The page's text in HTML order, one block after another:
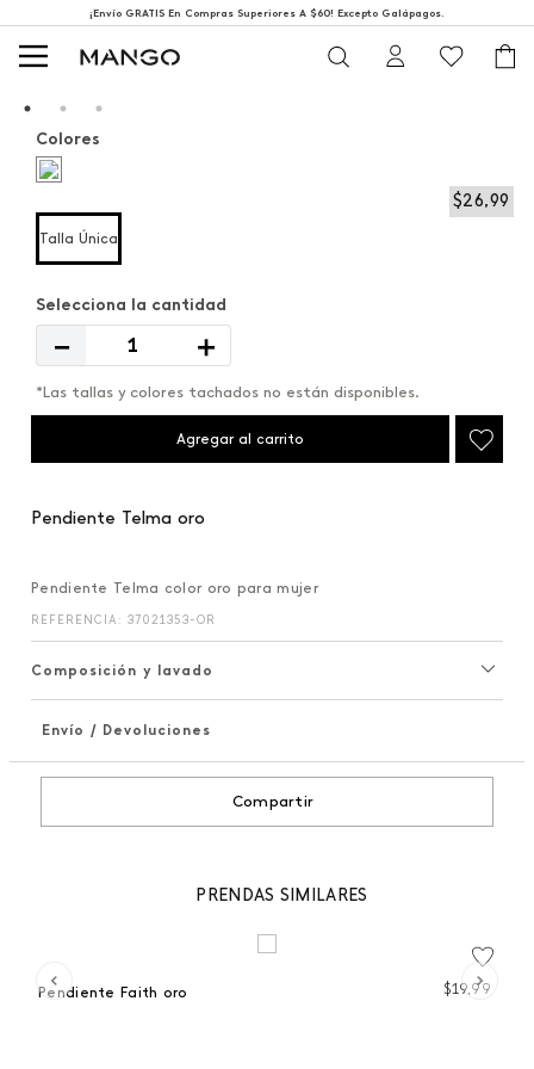
¡Envío GRATIS En Compras Superiores A $60! Excepto Galápagos.
$26,99
Colores
Talla Única
＋
－
*Las tallas y colores tachados no están disponibles.
Agregar al carrito
Pendiente Telma oro
Pendiente Telma color oro para mujer
REFERENCIA : 37021353-OR
Composición y lavado
Envío / Devoluciones
Compartir
PRENDAS SIMILARES
Pendiente Faith oro $19,99